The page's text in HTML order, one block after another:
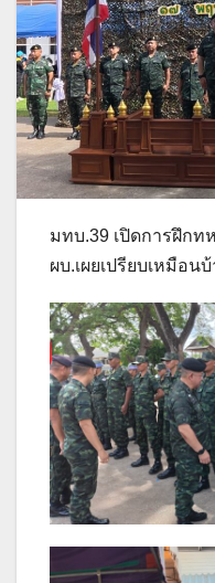
มทบ.39 เปิดการฝึกท
ผบ.เผยเปรียบเหมือน